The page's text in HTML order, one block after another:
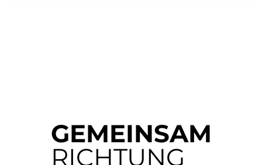
GEMEINSAM
RICHTUNG